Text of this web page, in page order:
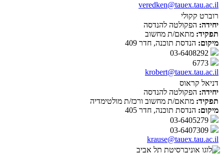
veredken@tauex.tau.ac.il
רוברט קקולי
יחידה: הפקולטה להנדסה
תפקיד: מתאם/ת מחשוב
מיקום: הנדסת תוכנה, חדר 409
krobert@tauex.tau.ac.il
דניאל קראוס
יחידה: הפקולטה להנדסה
תפקיד: מתאם/ת מחשוב ורכז/ת מולטימדיה
מיקום: הנדסת תוכנה, חדר 405
krause@tauex.tau.ac.il